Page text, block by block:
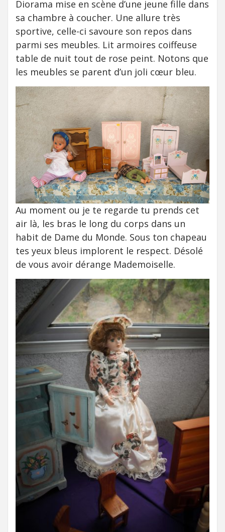
Diorama mise en scène d’une jeune fille dans
sa chambre à coucher. Une allure très
sportive, celle-ci savoure son repos dans
parmi ses meubles. Lit armoires coiffeuse
table de nuit tout de rose peint. Notons que
les meubles se parent d’un joli cœur bleu.
Au moment ou je te regarde tu prends cet
air là, les bras le long du corps dans un
habit de Dame du Monde. Sous ton chapeau
tes yeux bleus implorent le respect. Désolé
de vous avoir dérange Mademoiselle.